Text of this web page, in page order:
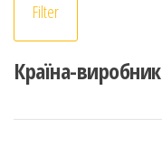
Filter
Країна-виробник